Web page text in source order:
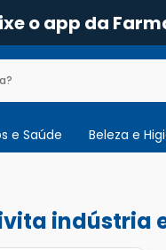
o app da
e Saúde Beleza e
indústria